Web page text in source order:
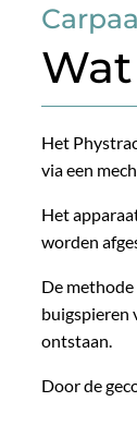
Het
via een
Het
worden
De
buigspieren
ontstaan.
Door de